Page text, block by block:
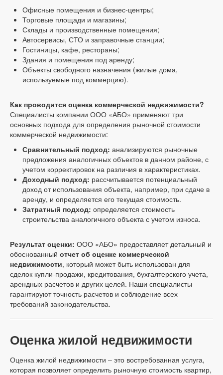
Офисные помещения и бизнес-центры;
Торговые площади и магазины;
Склады и производственные помещения;
Автосервисы, СТО и заправочные станции;
Гостиницы, кафе, рестораны;
Здания и помещения под аренду;
Объекты свободного назначения (жилые дома,
используемые под коммерцию).
Как проводится оценка коммерческой недвижимости?
Специалисты компании ООО «АБО» применяют три
основных подхода для определения рыночной стоимости
коммерческой недвижимости:
Сравнительный подход: анализируются рыночные
предложения аналогичных объектов в данном районе, с
учетом корректировок на различия в характеристиках.
Доходный подход: рассчитывается потенциальный
доход от использования объекта, например, при сдаче в
аренду, и определяется его текущая стоимость.
Затратный подход: определяется стоимость
строительства аналогичного объекта с учетом износа.
Результат оценки: ООО «АБО» предоставляет детальный и
обоснованный отчет об оценке коммерческой
недвижимости, который может быть использован для
сделок купли-продажи, кредитования, бухгалтерского учета,
арендных расчетов и других целей. Наши специалисты
гарантируют точность расчетов и соблюдение всех
требований законодательства.
Оценка жилой недвижимости
Оценка жилой недвижимости – это востребованная услуга,
которая позволяет определить рыночную стоимость квартир,